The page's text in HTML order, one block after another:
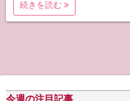
続きを読む
今週の注目記事